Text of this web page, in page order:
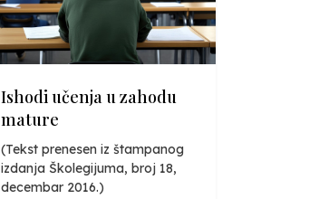
Ishodi učenja u zahodu
mature
(Tekst prenesen iz štampanog
izdanja Školegijuma, broj 18,
decembar 2016.)